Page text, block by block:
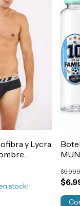
y Lycra
stock!
$9.999